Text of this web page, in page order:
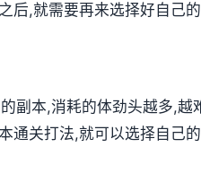
后,就需要再来选择好自己
副本,消耗的体劲头越多,
通关打法,就可以选择自己